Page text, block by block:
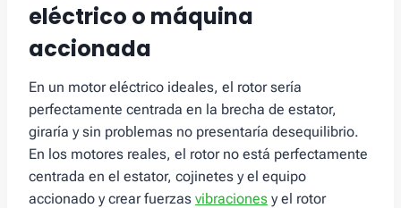
eléctrico o máquina
accionada
En un motor eléctrico ideales, el rotor sería
perfectamente centrada en la brecha de estator,
giraría y sin problemas no presentaría desequilibrio.
En los motores reales, el rotor no está perfectamente
centrada en el estator, cojinetes y el equipo
accionado y crear fuerzas vibraciones y el rotor